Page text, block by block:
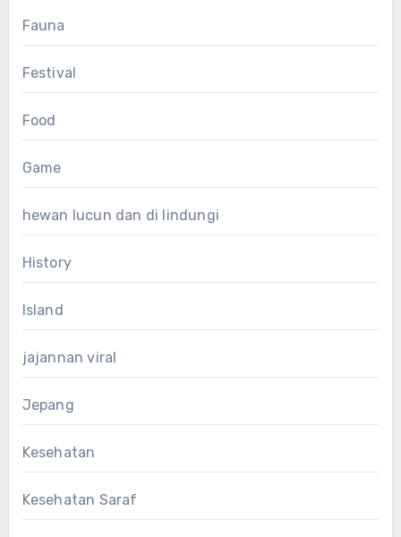
Fauna
Festival
Food
Game
hewan lucun dan di lindungi
History
Island
jajannan viral
Jepang
Kesehatan
Kesehatan Saraf